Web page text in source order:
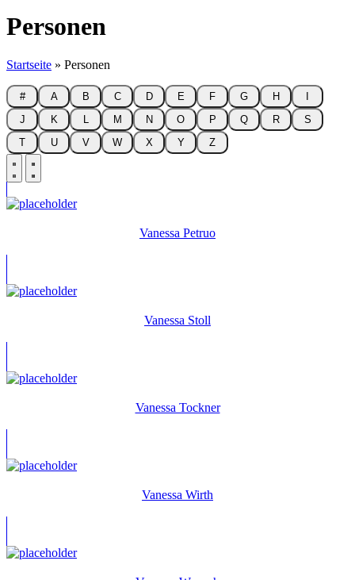
Personen
Startseite » Personen
# A B C D E F G H
J
K M N O P Q R
S
T
U V W X Y Z
Vanessa Petruo
Vanessa Stoll
Vanessa Tockner
Vanessa Wirth